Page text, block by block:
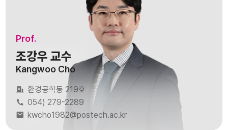
Prof.
조강우 교수
Kangwoo Cho
환경공학동 219호
054) 279-2289
kwcho1982@postech.ac.kr